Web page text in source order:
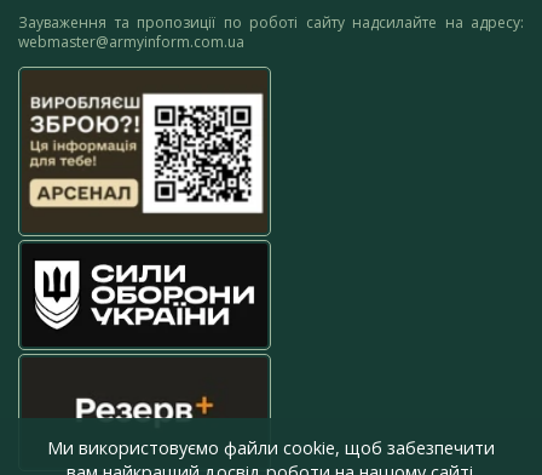
Зауваження та пропозиції по роботі сайту надсилайте на адресу:
webmaster@armyinform.com.ua
Ми використовуємо файли cookie, щоб забезпечити